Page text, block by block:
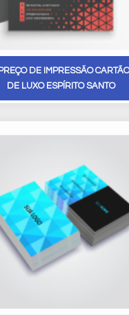
DE IMPRESSÃO
DE LUXO ESPÍRITO SANTO